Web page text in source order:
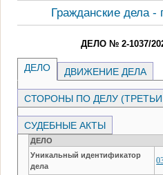
Гражданские дела -
ДЕЛО № 2-1037/
ДЕЛО ДВИЖЕНИЕ ДЕЛА
СТОРОНЫ ПО ДЕЛУ
СУДЕБНЫЕ АКТЫ
ДЕЛО
Уникальный идентификатор
дела